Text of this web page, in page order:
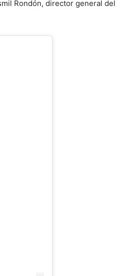
Rondón, director general del